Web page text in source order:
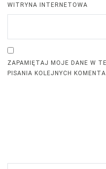
WITRYNA INTERNETOWA
ZAPAMIĘTAJ MOJE DANE W
PISANIA KOLEJNYCH